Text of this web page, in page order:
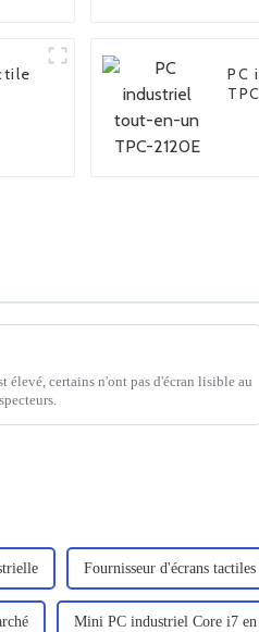
PC
élevé, certains n'ont pas d'écran lisible au
Fournisseur d'écrans
Mini PC industriel Core i7 en